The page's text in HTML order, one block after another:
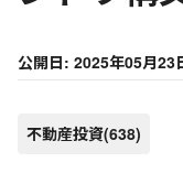
公開日: 2025年05月23
不動産投資(638)